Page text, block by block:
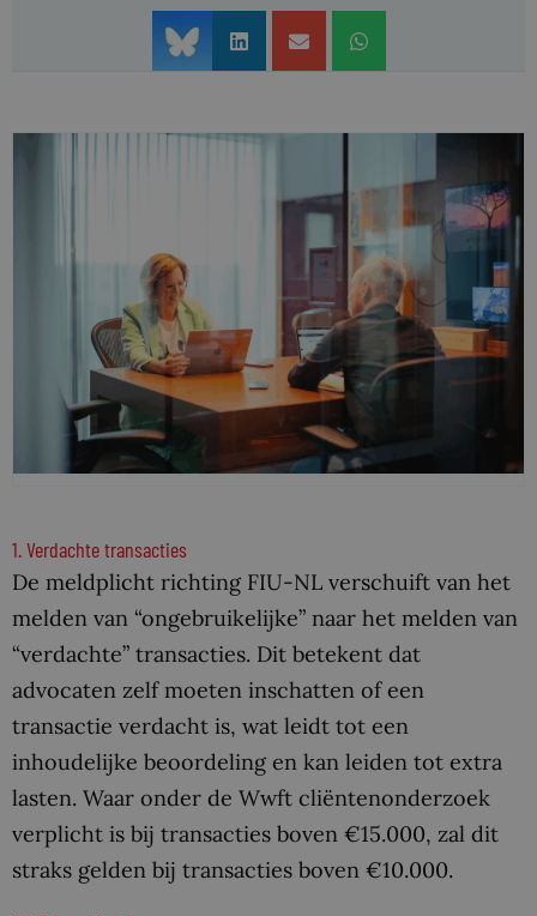
1. Verdachte transacties
De meldplicht richting FIU-NL verschuift van het
melden van “ongebruikelijke” naar het melden van
“verdachte” transacties. Dit betekent dat
advocaten zelf moeten inschatten of een
transactie verdacht is, wat leidt tot een
inhoudelijke beoordeling en kan leiden tot extra
lasten. Waar onder de Wwft cliëntenonderzoek
verplicht is bij transacties boven €15.000, zal dit
straks gelden bij transacties boven €10.000.